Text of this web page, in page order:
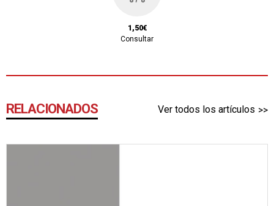
1,50€
Consultar
RELACIONADOS Ver todos los artículos